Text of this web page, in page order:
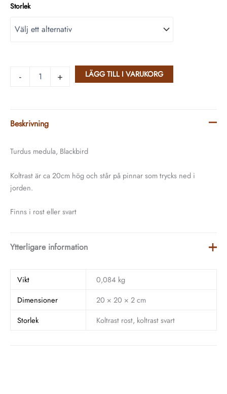
Storlek
- + LÄGG TILL I VARUKORG
Beskrivning
Turdus medula, Blackbird
Koltrast är ca 20cm hög och står på pinnar som trycks ned i
jorden.
Finns i rost eller svart
Ytterligare information
Vikt
0,084 kg
Dimensioner
20 × 20 × 2 cm
Storlek
Koltrast rost, koltrast svart